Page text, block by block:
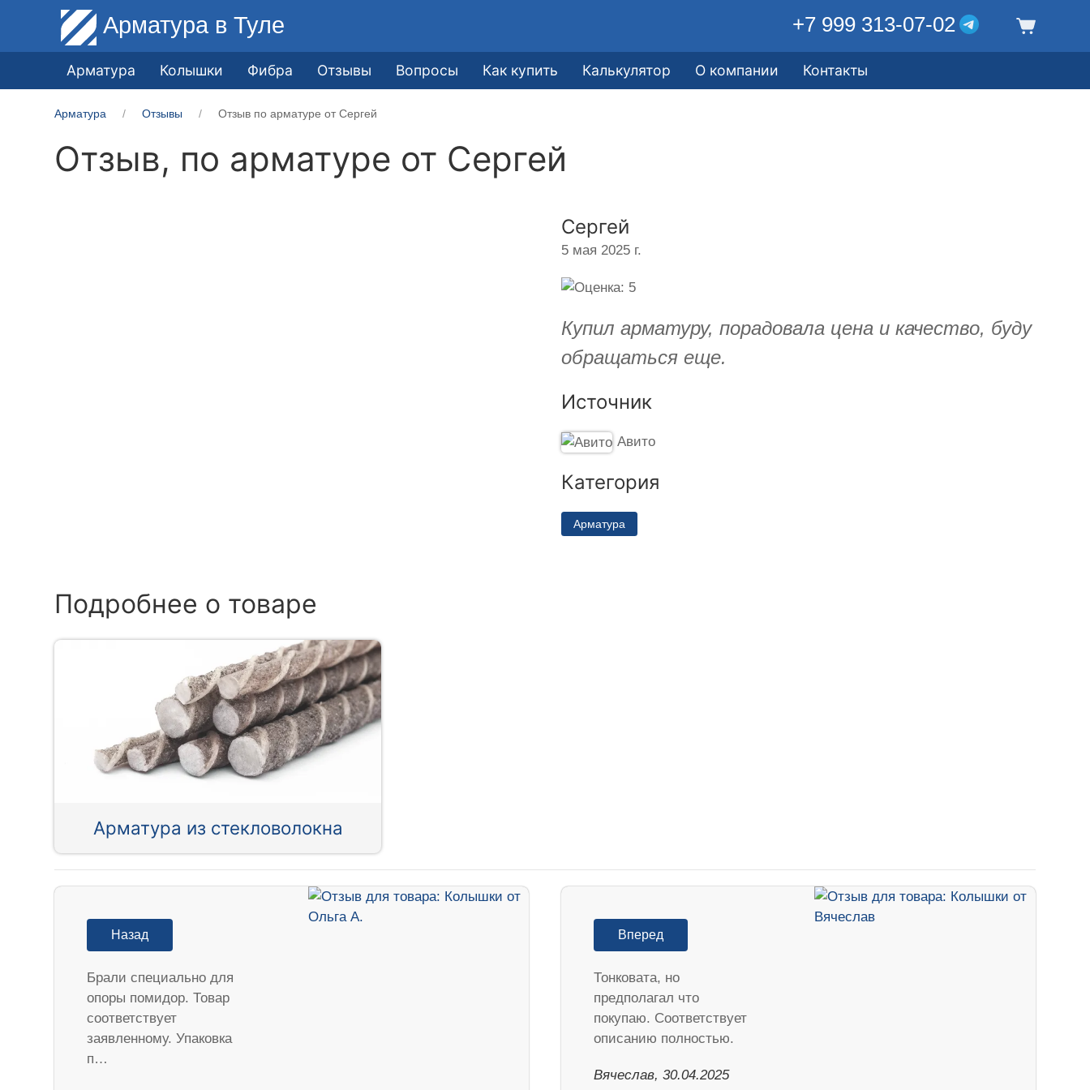
Арматура в Туле +7 999 313-07-02
Арматура Колышки Фибра Отзывы Вопросы Как купить Калькулятор О компании Контакты
Арматура Отзывы Отзыв по арматуре от Сергей
Отзыв, по арматуре от Сергей
Сергей
5 мая 2025 г.
Купил арматуру, порадовала цена и качество, буду
обращаться еще.
Источник
Авито
Категория
Арматура
Подробнее о товаре
Арматура из стекловолокна
Назад
Брали специально для
опоры помидор. Товар
соответствует
заявленному. Упаковка
п…
Вперед
Тонковата, но
предполагал что
покупаю. Соответствует
описанию полностью.
Вячеслав, 30.04.2025